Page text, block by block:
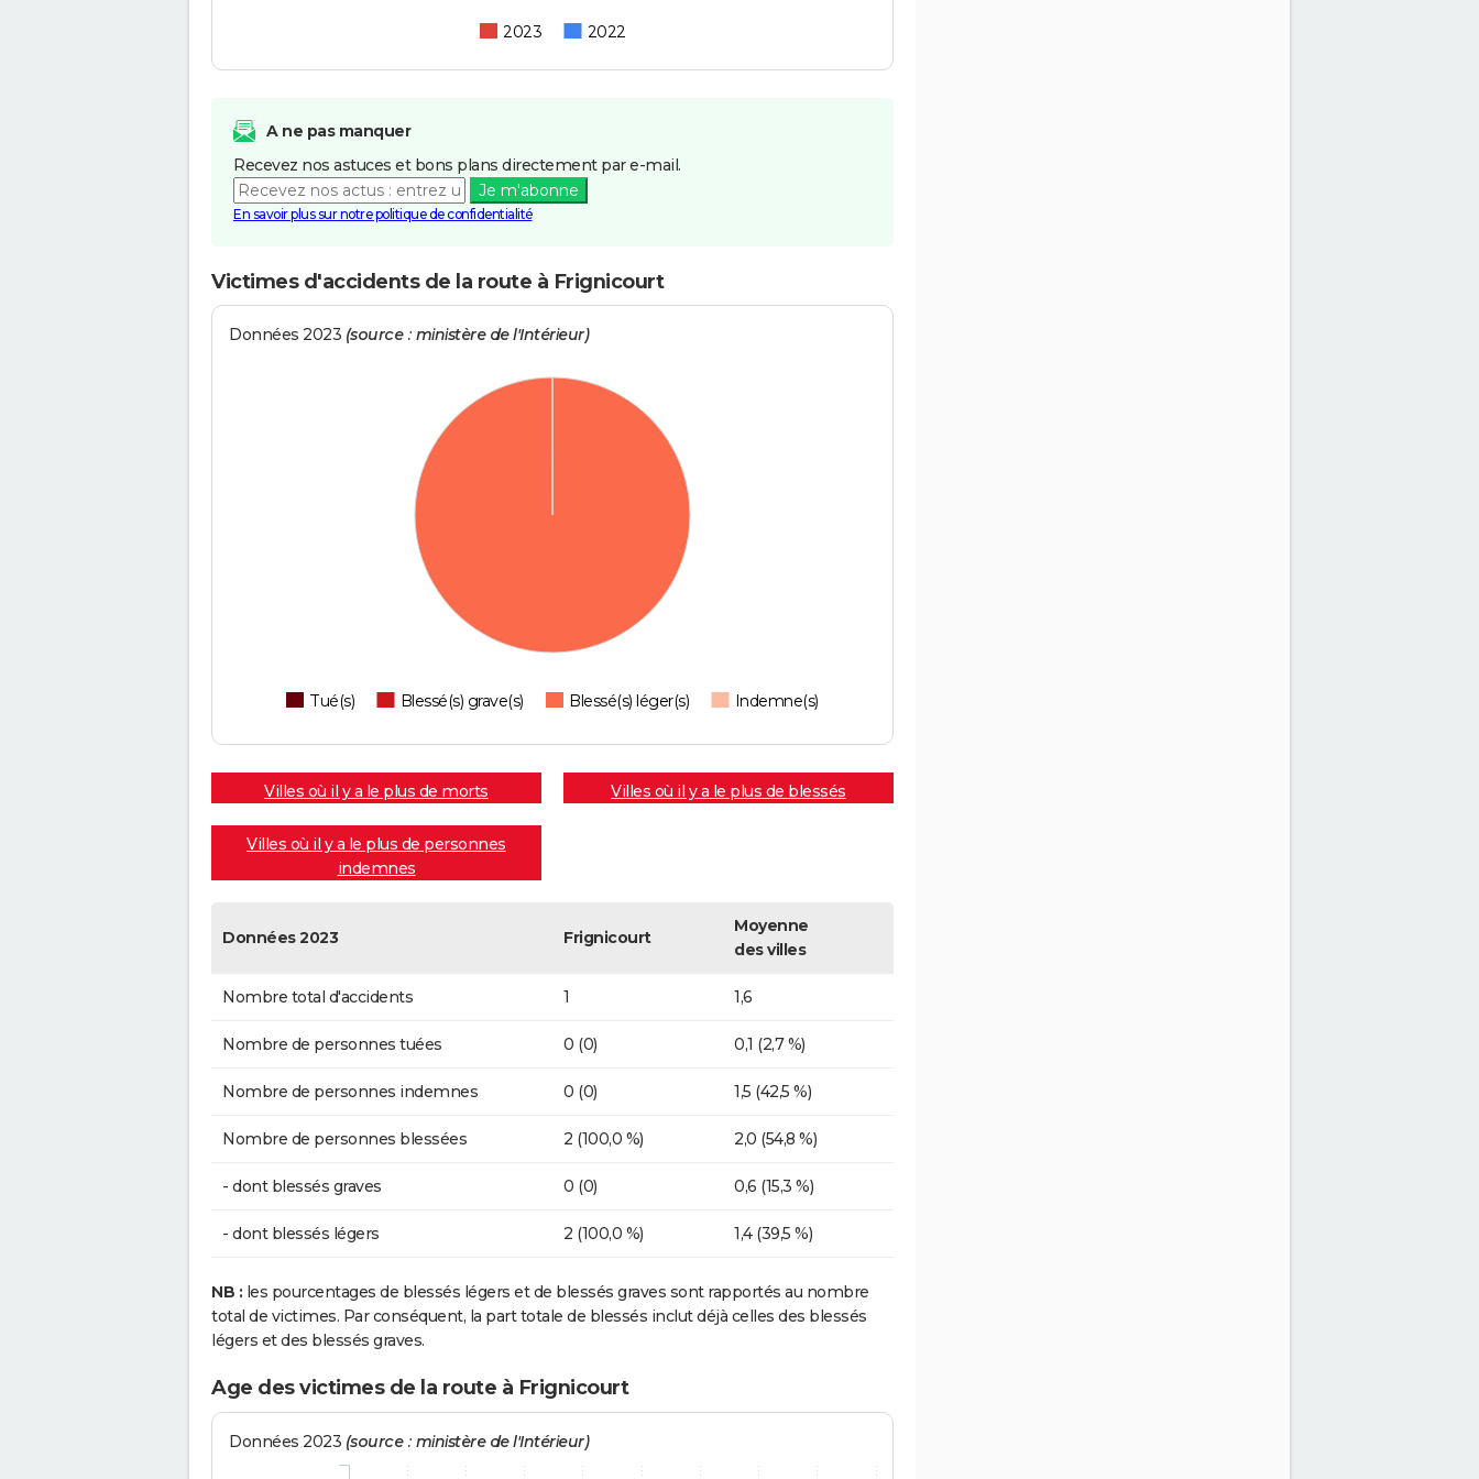
2023 2022
A ne pas manquer
Recevez nos astuces et bons plans directement par e-mail.
Je m'abonne
En savoir plus sur notre politique de confidentialité
Victimes d'accidents de la route à Frignicourt
Données 2023 (source : ministère de l'Intérieur)
Tué(s) Blessé(s) grave(s) Blessé(s) léger(s) Indemne(s)
Villes où il y a le plus de morts Villes où il y a le plus de blessés
Villes où il y a le plus de personnes
indemnes
Données 2023 Frignicourt
Moyenne
des villes
Nombre total d'accidents 1 1,6
Nombre de personnes tuées 0 (0) 0,1 (2,7 %)
Nombre de personnes indemnes 0 (0) 1,5 (42,5 %)
Nombre de personnes blessées 2 (100,0 %) 2,0 (54,8 %)
- dont blessés graves 0 (0) 0,6 (15,3 %)
- dont blessés légers 2 (100,0 %) 1,4 (39,5 %)
NB : les pourcentages de blessés légers et de blessés graves sont rapportés au nombre
total de victimes. Par conséquent, la part totale de blessés inclut déjà celles des blessés
légers et des blessés graves.
Age des victimes de la route à Frignicourt
Données 2023 (source : ministère de l'Intérieur)